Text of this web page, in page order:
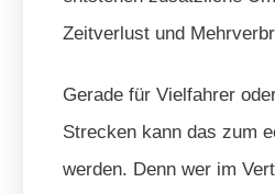
Zeitverlust und
Gerade für Vielfahrer
Strecken kann das zum
werden. Denn wer im